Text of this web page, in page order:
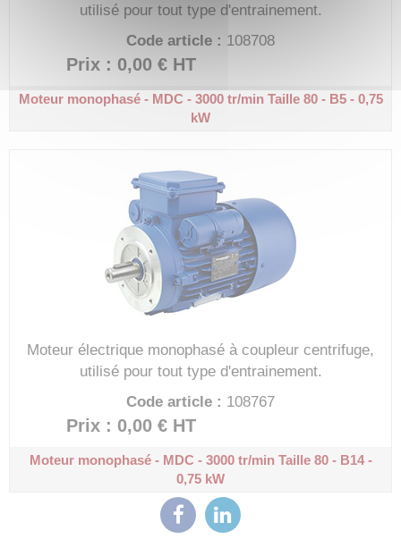
utilisé pour tout type d'entrainement.
Code article : 108708
Prix : 0,00 € HT
Moteur monophasé - MDC - 3000 tr/minTaille 80 - B5 - 0,75
kW
Moteur électrique monophasé à coupleur centrifuge,
utilisé pour tout type d'entrainement.
Code article : 108767
Prix : 0,00 € HT
Moteur monophasé - MDC - 3000 tr/minTaille 80 - B14 -
0,75 kW